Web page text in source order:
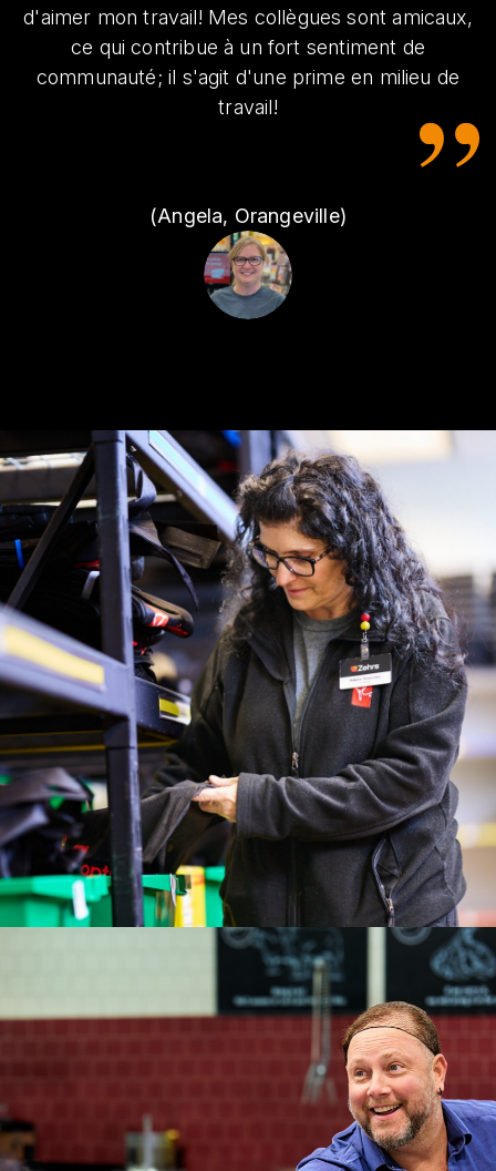
d'aimer mon travail! Mes collègues sont amicaux,
ce qui contribue à un fort sentiment de
communauté; il s'agit d'une prime en milieu de
travail!
(Angela, Orangeville)